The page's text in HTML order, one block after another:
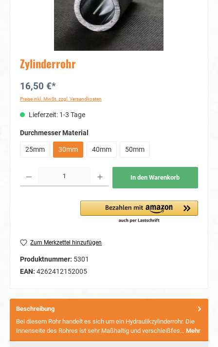
Zylinderrohr
16,50 €*
Preise inkl. MwSt. zzgl. Versandkosten
Lieferzeit: 1-3 Tage
Durchmesser Material
25mm 30mm 40mm 50mm
In den Warenkorb
Zum Merkzettel hinzufügen
Produktnummer: 5301
EAN: 4262412152005
Beschreibung
Bei diesem Rohr handelt es sich um ein Hydraulikzylinderrohr. Die
Innenseite des Rohres ist sehr Maßhaltig und verschleißfes… Mehr